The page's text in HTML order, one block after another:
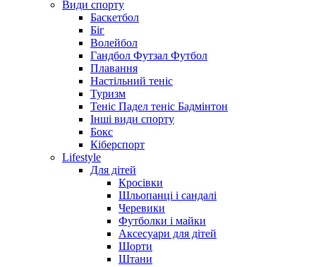
Види спорту
Баскетбол
Біг
Волейбол
Гандбол Футзал Футбол
Плавання
Настільний теніс
Туризм
Теніс Падел теніс Бадмінтон
Інші види спорту
Бокс
Кіберспорт
Lifestyle
Для дітей
Кросівки
Шльопанці і сандалі
Черевики
Футболки і майки
Аксесуари для дітей
Шорти
Штани